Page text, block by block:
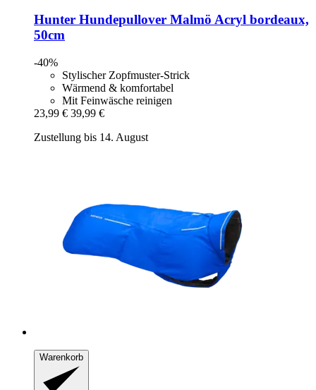
Hunter Hundepullover Malmö Acryl bordeaux,
50cm
-40%
Stylischer Zopfmuster-Strick
Wärmend & komfortabel
Mit Feinwäsche reinigen
23,99 € 39,99 €
Zustellung bis 14. August
Warenkorb